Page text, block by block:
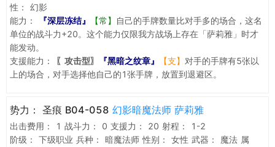
性：
幻影
能力：
『深层冻结』 【常】
自己的手牌数量比对手多的场合，这名
单位的战斗力+20。这个能力仅限我方战场上存在「萨莉雅」时才
能发动。
支援能力：
〖攻击型〗 『黑暗之纹章』 【支】 对手的手牌有5张以
上的场合，对手选择他自己的1张手牌，放置到退避区。
势力： 圣痕 B04-058 幻影暗魔法师 萨莉雅
出击费用： 1 战斗力： 0 支援力： 20 射程：
1-2
阶级：
下级职业 兵种： 暗魔法师 性别： 女性 武器： 魔法 属